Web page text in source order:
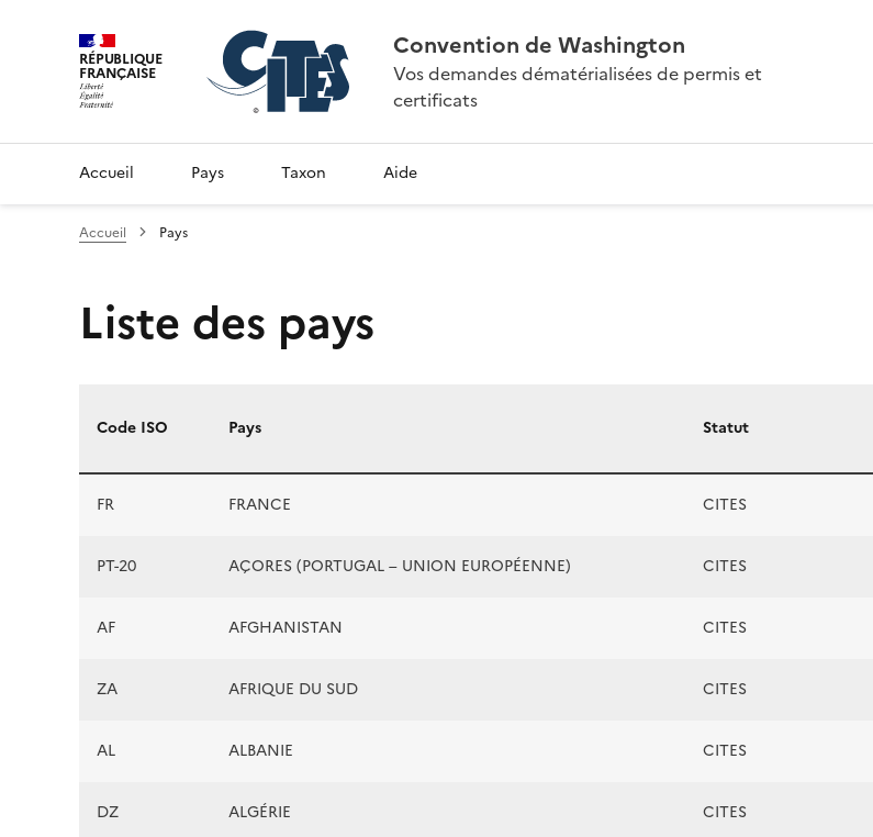
RÉPUBLIQUE
FRANÇAISE
Convention de Washington
Vos demandes dématérialisées de permis et
certificats
Accueil Pays Taxon Aide
Accueil Pays
Liste des pays
Liste des pays
Code ISO Pays Statut
FR FRANCE CITES
PT-20 AÇORES (PORTUGAL – UNION EUROPÉENNE) CITES
AF AFGHANISTAN CITES
ZA AFRIQUE DU SUD CITES
AL ALBANIE CITES
DZ ALGÉRIE CITES